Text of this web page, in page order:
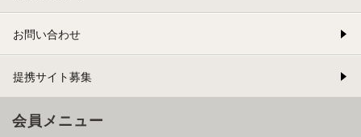
お問い合わせ
提携サイト募集
会員メニュー